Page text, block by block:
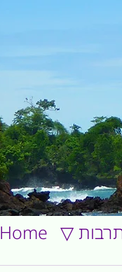
Home תרבות